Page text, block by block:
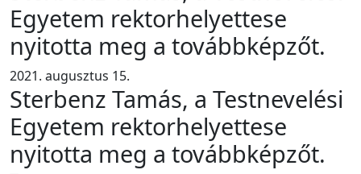
Egyetem rektorhelyettese
nyitotta meg a továbbképzőt.
2021. augusztus 15.
Sterbenz Tamás, a Testnevelési
Egyetem rektorhelyettese
nyitotta meg a továbbképzőt.